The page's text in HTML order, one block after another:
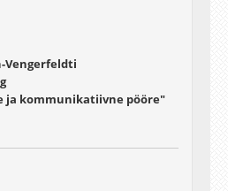
Vengerfeldti
ja kommunikatiivne pööre"